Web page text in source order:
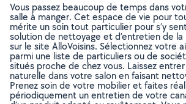
Vous passez beaucoup de temps dans
salle à manger. Cet espace de vie pour
mérite un soin tout particulier pour s’y
solution de nettoyage et d’entretien de la
sur le site AlloVoisins. Sélectionnez votre
parmi une liste de particuliers ou de
situés proche de chez vous. Laissez
naturelle dans votre salon en faisant
Prenez soin de votre mobilier et faites
périodiquement un entretien de votre